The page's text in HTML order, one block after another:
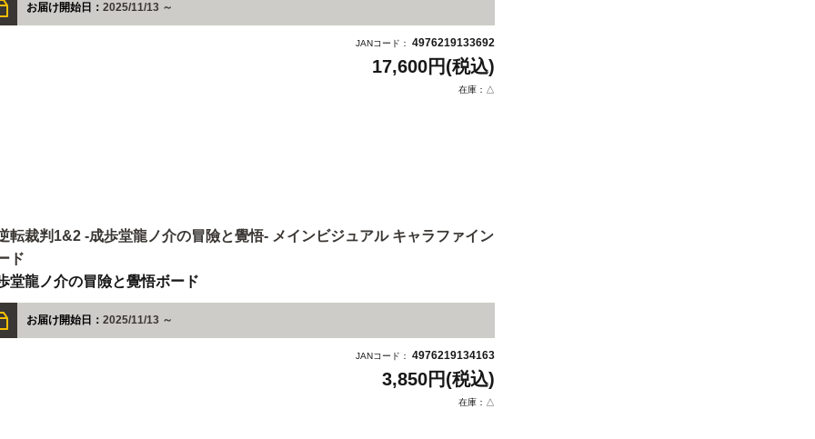
お届け開始日： 2025/11/13 ～
JANコード： 4976219133692
17,600円(税込)
在庫：△
転裁判1&2 -成歩堂龍ノ介の冒險と覺悟- メインビジュアル キャラファイン
ド
堂龍ノ介の冒險と覺悟ボード
お届け開始日： 2025/11/13 ～
JANコード： 4976219134163
3,850円(税込)
在庫：△